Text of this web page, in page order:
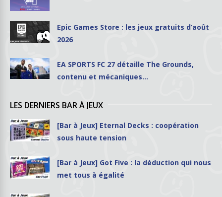
Epic Games Store : les jeux gratuits d’août
2026
EA SPORTS FC 27 détaille The Grounds,
contenu et mécaniques…
LES DERNIERS BAR À JEUX
[Bar à Jeux] Eternal Decks : coopération
sous haute tension
[Bar à Jeux] Got Five : la déduction qui nous
met tous à égalité